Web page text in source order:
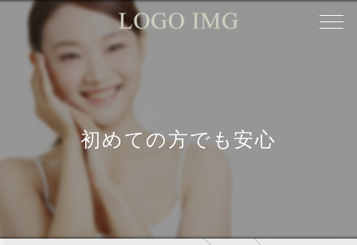
初めての方でも安心